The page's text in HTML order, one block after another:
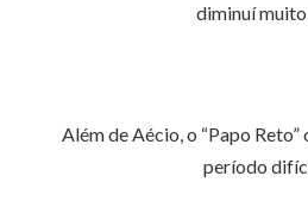
diminuí
Além de Aécio, o “Papo
período